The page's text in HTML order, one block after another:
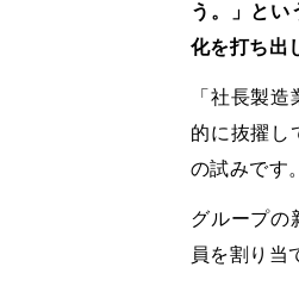
う。」とい
化を打ち出
「社長製
的に抜擢し
の試みです。
グループの
員を割り当